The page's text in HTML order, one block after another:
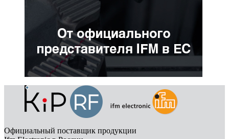
Официальный поставщик продукции